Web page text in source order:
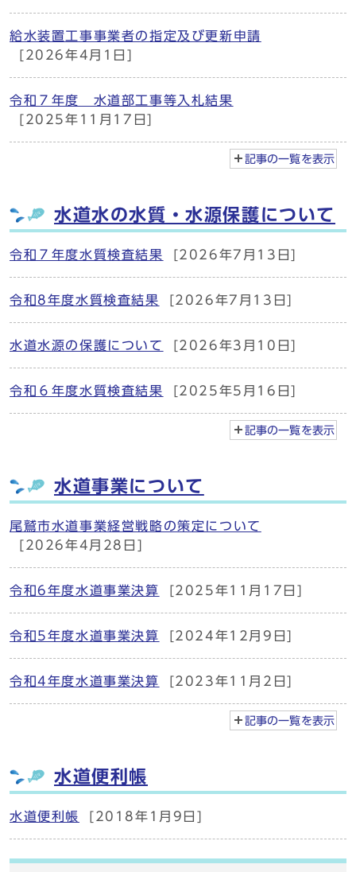
給水装置工事事業者の指定及び更新申請
[2026年4月1日]
令和７年度 水道部工事等入札結果
[2025年11月17日]
記事の一覧を表示
水道水の水質・水源保護について
令和７年度水質検査結果 [2026年7月13日]
令和8年度水質検査結果 [2026年7月13日]
水道水源の保護について [2026年3月10日]
令和６年度水質検査結果 [2025年5月16日]
記事の一覧を表示
水道事業について
尾鷲市水道事業経営戦略の策定について
[2026年4月28日]
令和6年度水道事業決算 [2025年11月17日]
令和5年度水道事業決算 [2024年12月9日]
令和4年度水道事業決算 [2023年11月2日]
記事の一覧を表示
水道便利帳
水道便利帳 [2018年1月9日]